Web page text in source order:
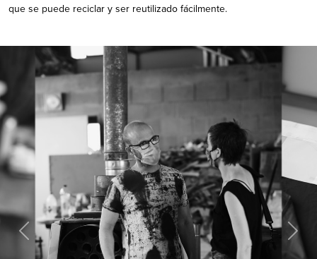
que se puede reciclar y ser reutilizado fácilmente.
Previous Next